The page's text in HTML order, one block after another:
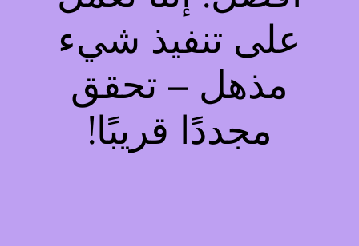
على تنفيذ شيء
مذهل – تحقق
مجددًا قريبًا!